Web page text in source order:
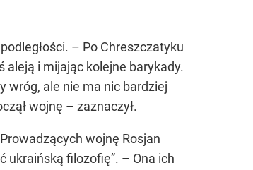
– Po Chreszczatyku
aleją i mijając kolejne barykady.
wróg, ale nie ma nic bardziej
wojnę – zaznaczył.
wojnę Rosjan
ukraińską filozofię”. – Ona ich